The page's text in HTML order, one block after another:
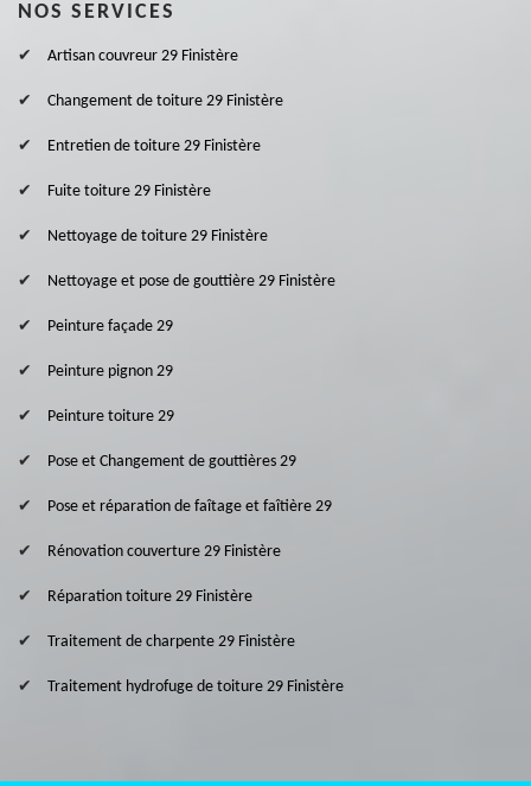
NOS SERVICES
Artisan couvreur 29 Finistère
Changement de toiture 29 Finistère
Entretien de toiture 29 Finistère
Fuite toiture 29 Finistère
Nettoyage de toiture 29 Finistère
Nettoyage et pose de gouttière 29 Finistère
Peinture façade 29
Peinture pignon 29
Peinture toiture 29
Pose et Changement de gouttières 29
Pose et réparation de faîtage et faîtière 29
Rénovation couverture 29 Finistère
Réparation toiture 29 Finistère
Traitement de charpente 29 Finistère
Traitement hydrofuge de toiture 29 Finistère